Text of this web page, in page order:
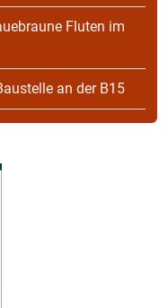
Fluten im
an der B15